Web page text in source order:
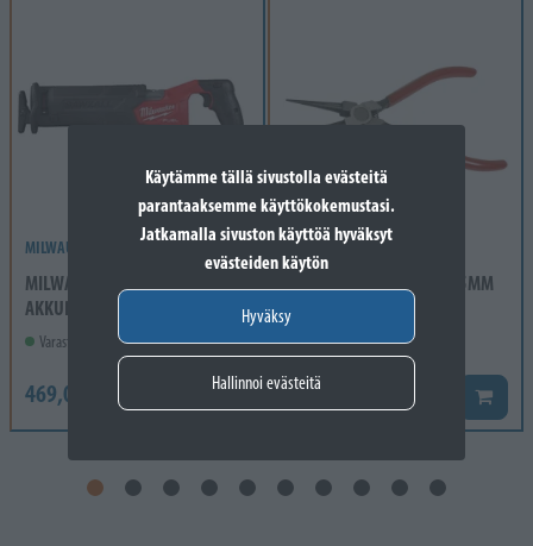
Käytämme tällä sivustolla evästeitä
parantaaksemme käyttökokemustasi.
Jatkamalla sivuston käyttöä hyväksyt
evästeiden käytön
Hyväksy
Hallinnoi evästeitä
MILWAUKEE
MILWAUKEE
AKKUPUUKKOSAHA M18 FSZ-0
Varastossa
469,00 € Lisää koriin
LUKKORENGASPIHDIT 175MM
SISÄP.
Varastossa
14,90 € Lisää